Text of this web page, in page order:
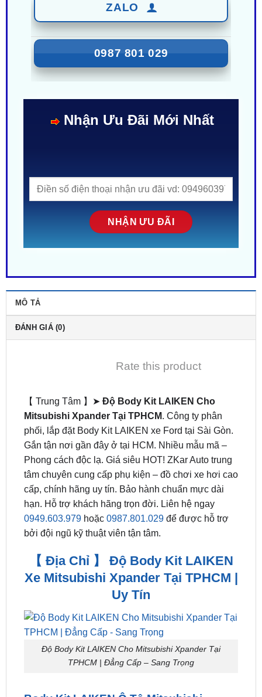
ZALO
0987 801 029
Nhận Ưu Đãi Mới Nhất
MÔ TẢ
ĐÁNH GIÁ (0)
Rate this product
【 Trung Tâm 】➤ Độ Body Kit LAIKEN Cho
Mitsubishi Xpander Tại TPHCM. Công ty phân
phối, lắp đặt Body Kit LAIKEN xe Ford tại Sài Gòn.
Gắn tận nơi gần đây ở tại HCM. Nhiều mẫu mã –
Phong cách độc lạ. Giá siêu HOT! ZKar Auto trung
tâm chuyên cung cấp phụ kiện – đồ chơi xe hơi cao
cấp, chính hãng uy tín. Bảo hành chuẩn mực dài
hạn. Hỗ trợ khách hãng trọn đời. Liên hệ ngay
0949.603.979hoặc 0987.801.029để được hỗ trợ
bởi đội ngũ kỹ thuật viên tận tâm.
【 Địa Chỉ 】 Độ Body Kit LAIKEN
Xe Mitsubishi Xpander Tại TPHCM |
Uy Tín
Độ Body Kit LAIKEN Cho Mitsubishi Xpander Tại
TPHCM | Đẳng Cấp – Sang Trọng